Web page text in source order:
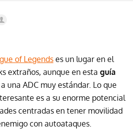
of Legends es un lugar en el
extraños, aunque en esta guía
una ADC muy estándar. Lo que
es a su enorme potencial
centradas en tener movilidad
con autoataques.